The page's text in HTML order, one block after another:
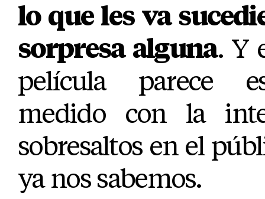
lo que les va
sorpresa alguna. Y
película parece
medido con la
sobresaltos en el
ya nos sabemos.